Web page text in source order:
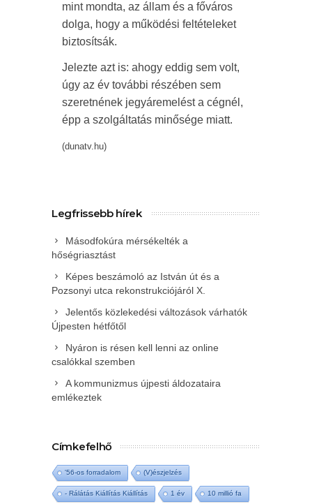
mint mondta, az állam és a főváros
dolga, hogy a működési feltételeket
biztosítsák.
Jelezte azt is: ahogy eddig sem volt,
úgy az év további részében sem
szeretnének jegyáremelést a cégnél,
épp a szolgáltatás minősége miatt.
(dunatv.hu)
Legfrissebb hírek
Másodfokúra mérsékelték a
hőségriasztást
Képes beszámoló az István út és a
Pozsonyi utca rekonstrukciójáról X.
Jelentős közlekedési változások várhatók
Újpesten hétfőtől
Nyáron is résen kell lenni az online
csalókkal szemben
A kommunizmus újpesti áldozataira
emlékeztek
Címkefelhő
'56-os forradalom (V)észjelzés
- Rálátás Kiállítás Kiállítás 1 év 10 millió fa